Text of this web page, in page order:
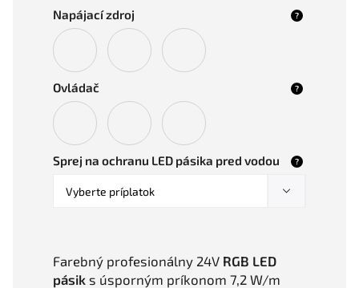
Napájací zdroj ?
Ovládač ?
Sprej na ochranu LED pásika pred vodou ?
Farebný profesionálny 24V RGB LED
pásik s úsporným príkonom 7,2 W/m